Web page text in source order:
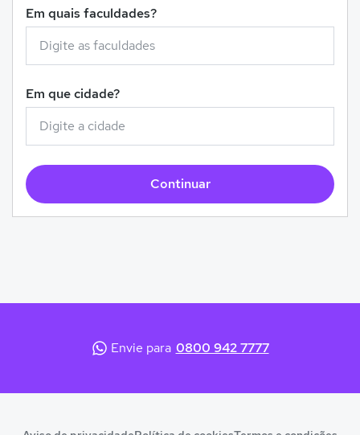
Em quais faculdades?
Em que cidade?
Continuar
Envie para 0800 942 7777